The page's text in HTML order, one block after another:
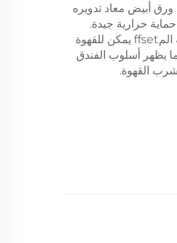
ورق أبيض معاد تدويره
حماية حرارية جيدة.
خدمة الطباعة المخصصة باستخدام تقنية الطباعة المffset يمكن للقهوة
يظهر أسلوب الفندق
القهوة.